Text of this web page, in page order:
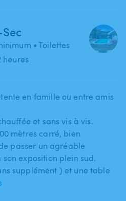
• Toilettes
heures
en famille ou entre amis
et sans vis à vis.
mètres carré​,​ bien
passer un agréable
exposition plein sud.
supplément ) et une table